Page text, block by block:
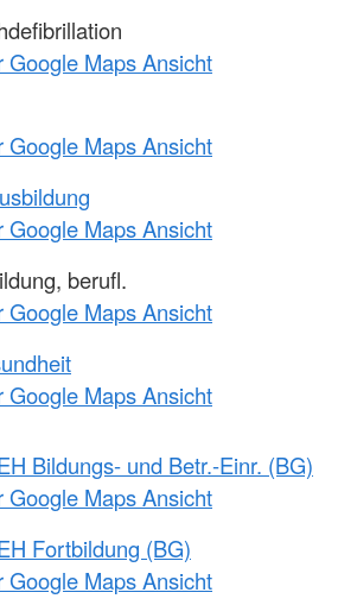
Google Maps Ansicht
Google Maps Ansicht
Google Maps Ansicht
berufl.
Google Maps Ansicht
Google Maps Ansicht
Bildungs- und Betr.-Einr. (BG)
Google Maps Ansicht
Fortbildung (BG)
Google Maps Ansicht